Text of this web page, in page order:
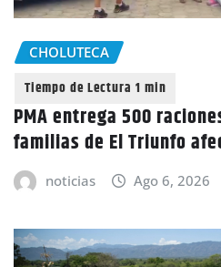
CHOLUTECA
PMA entrega 500
familias de El Triunfo
noticias Ago 6, 2026